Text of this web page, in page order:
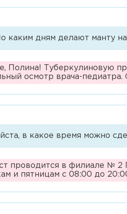
каким дням делают манту
Полина! Туберкулиновую
осмотр врача-
в какое время можно
проводится в филиале №
и пятницам с 08:00 до